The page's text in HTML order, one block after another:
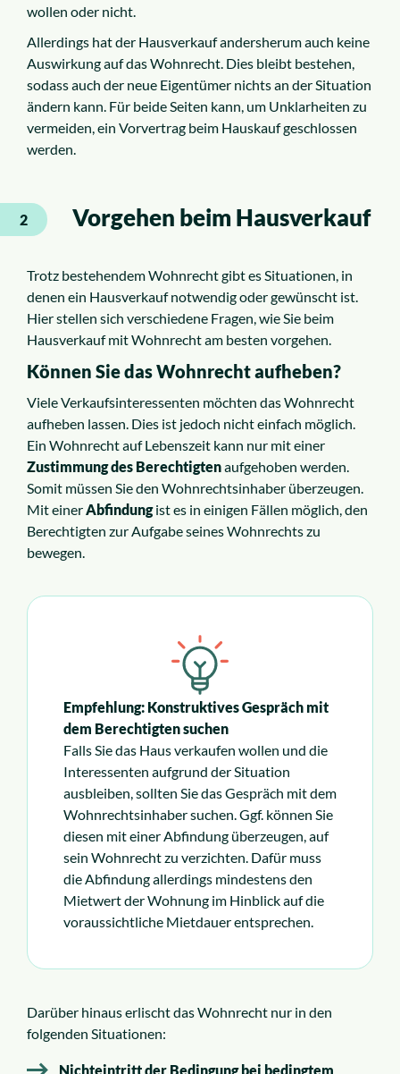
wollen oder nicht.
Allerdings hat der Hausverkauf andersherum auch keine
Auswirkung auf das Wohnrecht. Dies bleibt bestehen,
sodass auch der neue Eigentümer nichts an der Situation
ändern kann. Für beide Seiten kann, um Unklarheiten zu
vermeiden, ein Vorvertrag beim Hauskauf geschlossen
werden.
2 Vorgehen beim Hausverkauf
Trotz bestehendem Wohnrecht gibt es Situationen, in
denen ein Hausverkauf notwendig oder gewünscht ist.
Hier stellen sich verschiedene Fragen, wie Sie beim
Hausverkauf mit Wohnrecht am besten vorgehen.
Können Sie das Wohnrecht aufheben?
Viele Verkaufsinteressenten möchten das Wohnrecht
aufheben lassen. Dies ist jedoch nicht einfach möglich.
Ein Wohnrecht auf Lebenszeit kann nur mit einer
Zustimmung des Berechtigtenaufgehoben werden.
Somit müssen Sie den Wohnrechtsinhaber überzeugen.
Mit einerAbfindungist es in einigen Fällen möglich, den
Berechtigten zur Aufgabe seines Wohnrechts zu
bewegen.
Empfehlung: Konstruktives Gespräch mit
dem Berechtigten suchen
Falls Sie das Haus verkaufen wollen und die
Interessenten aufgrund der Situation
ausbleiben, sollten Sie das Gespräch mit dem
Wohnrechtsinhaber suchen. Ggf. können Sie
diesen mit einer Abfindung überzeugen, auf
sein Wohnrecht zu verzichten. Dafür muss
die Abfindung allerdings mindestens den
Mietwert der Wohnung im Hinblick auf die
voraussichtliche Mietdauer entsprechen.
Darüber hinaus erlischt das Wohnrecht nur in den
folgenden Situationen:
Nichteintritt der Bedingung bei bedingtem